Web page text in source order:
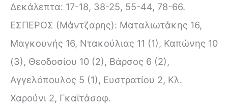
Δεκάλεπτα: 17-18, 38-25, 55-44, 78-66.
ΕΣΠΕΡΟΣ (Μάντζαρης): Ματαλιωτάκης 16,
Μαγκουνής 16, Ντακούλιας 11 (1), Καπώνης 10
(3), Θεοδοσίου 10 (2), Βάρσος 6 (2),
Αγγελόπουλος 5 (1), Ευστρατίου 2, Κλ.
Χαρούνι 2, Γκαϊτάσοφ.